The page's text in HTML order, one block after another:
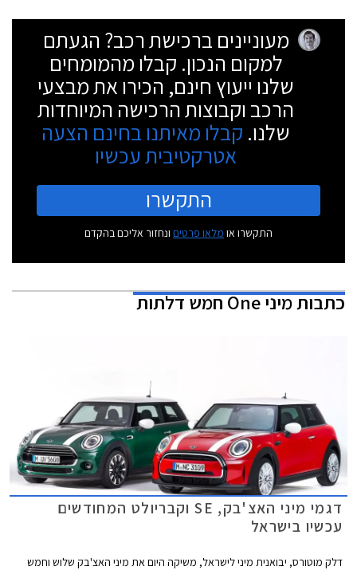
מעוניינים ברכישת רכב? הגעתם
למקום הנכון. קבלו מהמומחים
שלנו ייעוץ חינם, הכירו את מבצעי
הרכב וקבוצות הרכישה המיוחדות
שלנו. קבלו מאיתנו בחינם הצעה
אטרקטיבית עכשיו
התקשרו
התקשרו או מלאו פרטים ונחזור אליכם בהקדם
כתבותמיני One חמש דלתות
דגמי מיני האצ'בק, SE וקבריולט המחודשים
עכשיו בישראל
דלק מוטורס, יבואנית מיני לישראל, משיקה היום את מיני האצ'בק שלוש וחמש